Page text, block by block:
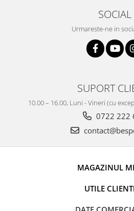
SOCIAL
Urmareste-ne in
SUPORT
10.00 – 16.00, Luni - Vineri (cu
0722 222
MAGAZINUL
UTILE